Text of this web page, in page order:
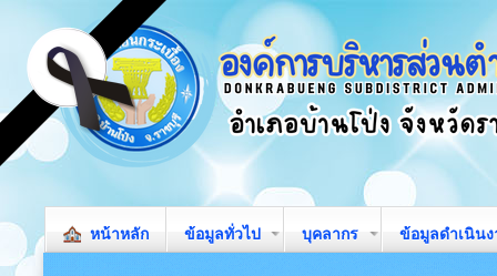
หน้าหลัก ข้อมูลทั่วไป บุคลากร ข้อมูลดำเนิน